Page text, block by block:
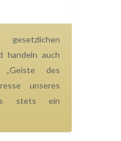
handeln auch
des
unseres
stets ein